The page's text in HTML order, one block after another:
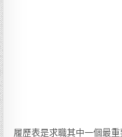
履歷表是求職其中一個最